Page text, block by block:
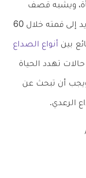
ويشبه قصف
الرعد، ويصل ألم هذا الصداع الشديد إلى قمته خلال 60
بين أنواع الصداع
تهدد الحياة
أن تبحث عن
الرعدي.